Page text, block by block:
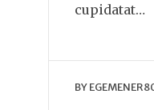
cupidatat…
BY